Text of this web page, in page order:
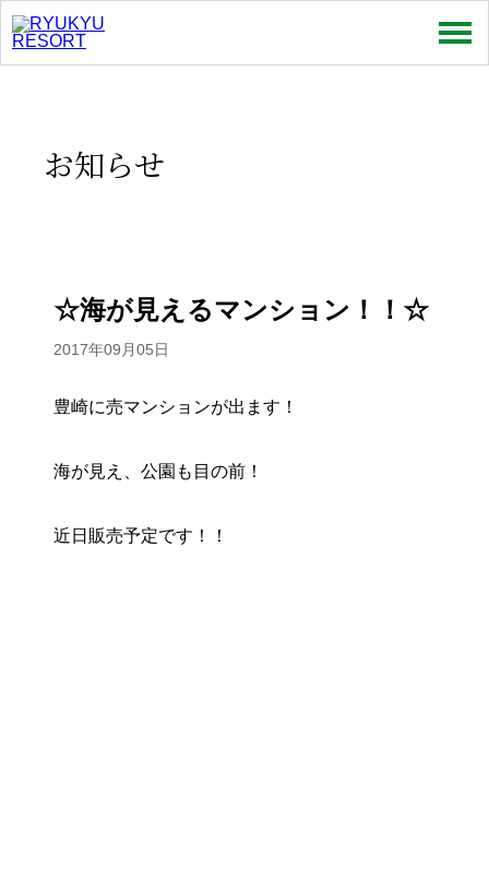
お知らせ
スタッフコラム
会社情報
お知らせ
☆海が見えるマンション！！☆
2017年09月05日
豊崎に売マンションが出ます！
海が見え、公園も目の前！
近日販売予定です！！